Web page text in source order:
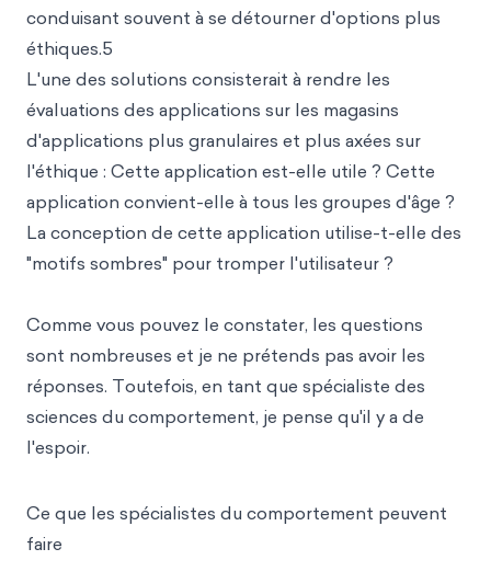
conduisant souvent à se détourner d'options plus
éthiques.5
L'une des solutions consisterait à rendre les
évaluations des applications sur les magasins
d'applications plus granulaires et plus axées sur
l'éthique : Cette application est-elle utile ? Cette
application convient-elle à tous les groupes d'âge ?
La conception de cette application utilise-t-elle des
"motifs sombres" pour tromper l'utilisateur ?
Comme vous pouvez le constater, les questions
sont nombreuses et je ne prétends pas avoir les
réponses. Toutefois, en tant que spécialiste des
sciences du comportement, je pense qu'il y a de
l'espoir.
Ce que les spécialistes du comportement peuvent
faire